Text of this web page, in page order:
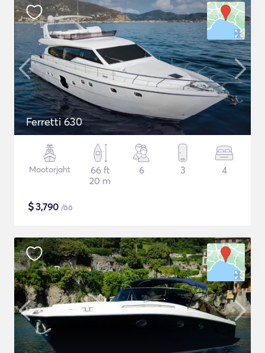
Ferretti 630
Mootorjaht
66 ft
20 m
6 3 4
$3,790 /öö